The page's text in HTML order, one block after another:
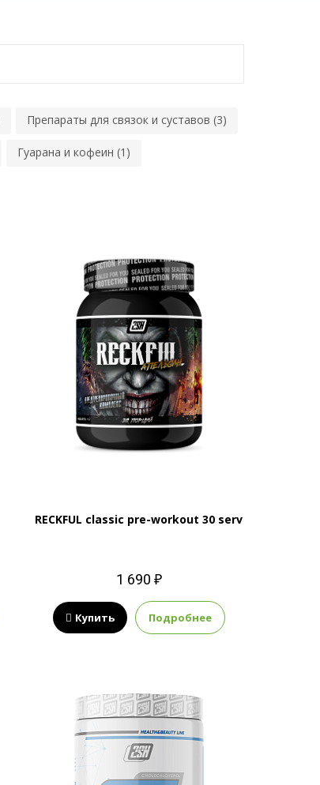
Препараты для связок и суставов (3)
Гуарана и кофеин (1)
RECKFUL classic pre-workout 30 serv
1 690 ₽
Купить Подробнее